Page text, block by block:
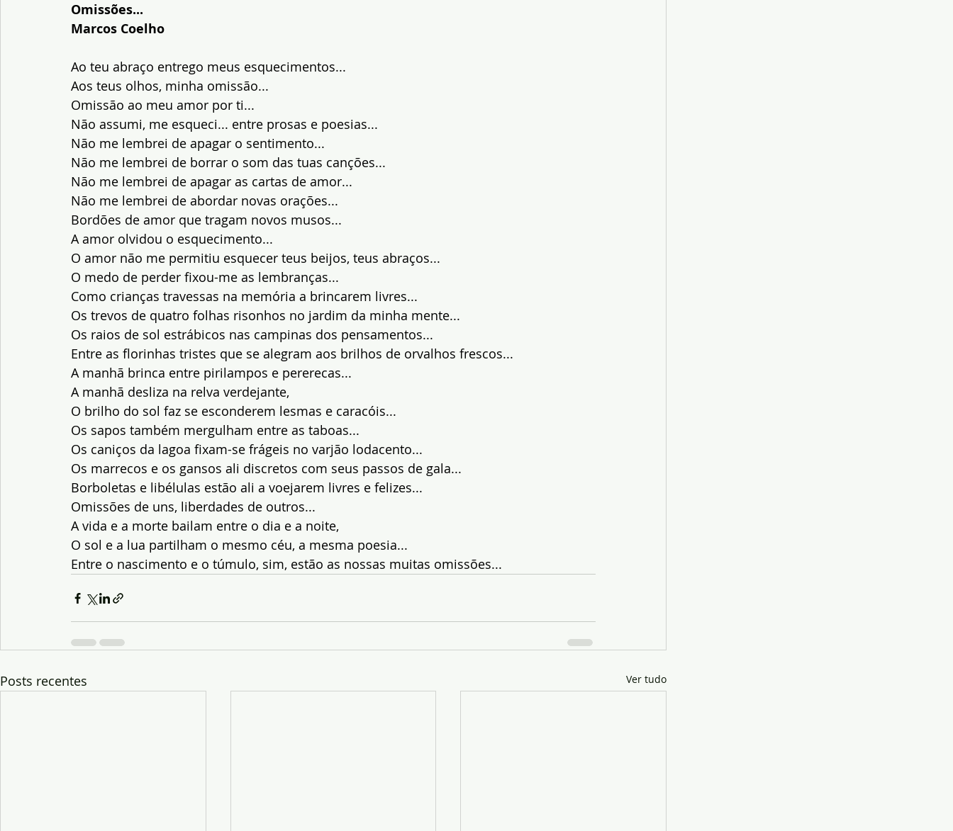
Omissões...
Marcos Coelho
Ao teu abraço entrego meus esquecimentos...
Aos teus olhos, minha omissão...
Omissão ao meu amor por ti...
Não assumi, me esqueci... entre prosas e poesias...
Não me lembrei de apagar o sentimento...
Não me lembrei de borrar o som das tuas canções...
Não me lembrei de apagar as cartas de amor...
Não me lembrei de abordar novas orações...
Bordões de amor que tragam novos musos...
A amor olvidou o esquecimento...
O amor não me permitiu esquecer teus beijos, teus abraços...
O medo de perder fixou-me as lembranças...
Como crianças travessas na memória a brincarem livres...
Os trevos de quatro folhas risonhos no jardim da minha mente...
Os raios de sol estrábicos nas campinas dos pensamentos...
Entre as florinhas tristes que se alegram aos brilhos de orvalhos frescos...
A manhã brinca entre pirilampos e pererecas...
A manhã desliza na relva verdejante,
O brilho do sol faz se esconderem lesmas e caracóis...
Os sapos também mergulham entre as taboas...
Os caniços da lagoa fixam-se frágeis no varjão lodacento...
Os marrecos e os gansos ali discretos com seus passos de gala...
Borboletas e libélulas estão ali a voejarem livres e felizes...
Omissões de uns, liberdades de outros...
A vida e a morte bailam entre o dia e a noite,
O sol e a lua partilham o mesmo céu, a mesma poesia...
Entre o nascimento e o túmulo, sim, estão as nossas muitas omissões...
Posts recentes Ver tudo